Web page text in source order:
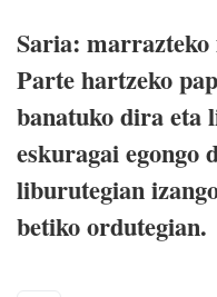
Saria:
Parte hartzeko
banatuko dira eta
eskuragai
liburutegian
betiko ordutegian.